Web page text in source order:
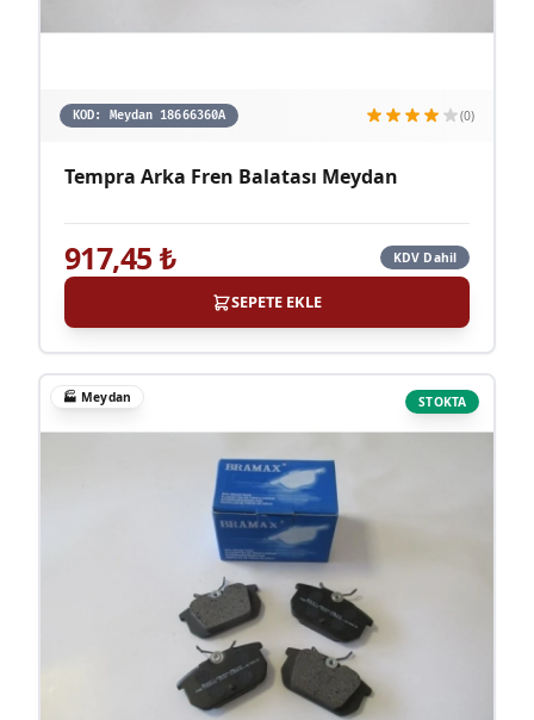
KOD: Meydan 18666360A (0)
Tempra Arka Fren Balatası Meydan
917,45₺ KDV Dahil
SEPETE EKLE
STOKTA
🏭 Meydan